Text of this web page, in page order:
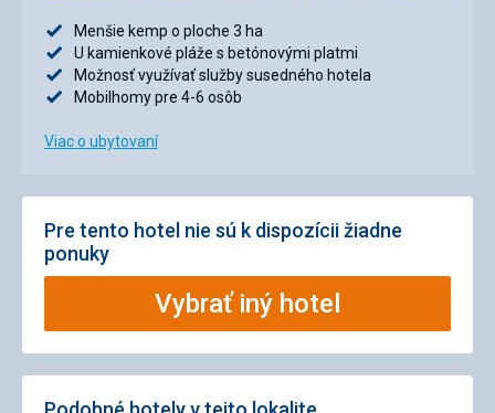
Menšie kemp o ploche 3 ha
U kamienkové pláže s betónovými platmi
Možnosť využívať služby susedného hotela
Mobilhomy pre 4-6 osôb
Viac o ubytovaní
Pre tento hotel nie sú k dispozícii žiadne
ponuky
Vybrať iný hotel